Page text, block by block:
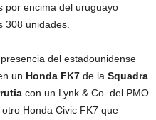
por encima del uruguayo
308 unidades.
del estadounidense
un Honda FK7 de la Squadra
con un Lynk & Co. del PMO
otro Honda Civic FK7 que